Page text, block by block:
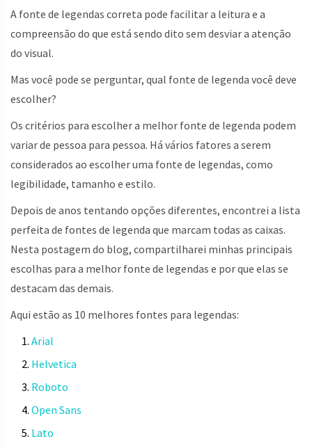
A fonte de legendas correta pode facilitar a leitura e a
compreensão do que está sendo dito sem desviar a atenção
do visual.
Mas você pode se perguntar, qual fonte de legenda você deve
escolher?
Os critérios para escolher a melhor fonte de legenda podem
variar de pessoa para pessoa. Há vários fatores a serem
considerados ao escolher uma fonte de legendas, como
legibilidade, tamanho e estilo.
Depois de anos tentando opções diferentes, encontrei a lista
perfeita de fontes de legenda que marcam todas as caixas.
Nesta postagem do blog, compartilharei minhas principais
escolhas para a melhor fonte de legendas e por que elas se
destacam das demais.
Aqui estão as 10 melhores fontes para legendas:
Arial
Helvetica
Roboto
Open Sans
Lato